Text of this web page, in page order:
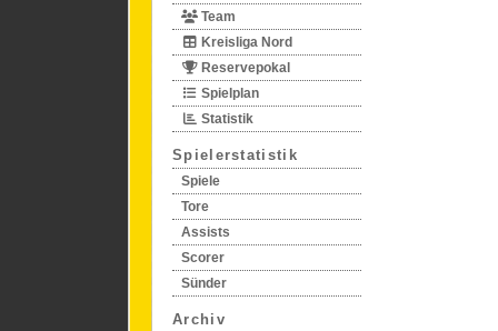
Team
Kreisliga Nord
Reservepokal
Spielplan
Statistik
Spielerstatistik
Spiele
Tore
Assists
Scorer
Sünder
Archiv